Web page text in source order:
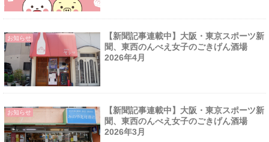
お知らせ
【新聞記事連載中】大阪・東京スポーツ新
聞、東西のんべえ女子のごきげん酒場
2026年4月
お知らせ
【新聞記事連載中】大阪・東京スポーツ新
聞、東西のんべえ女子のごきげん酒場
2026年3月